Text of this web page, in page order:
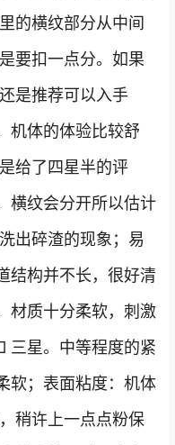
的横纹部分从中间
要扣一点分。如果
是推荐可以入手
体的体验比较舒
给了四星半的评
纹会分开所以估计
出碎渣的现象；易
构并不长，很好清
质十分柔软，刺激
星。中等程度的紧
；表面粘度：机体
稍许上一点点粉保